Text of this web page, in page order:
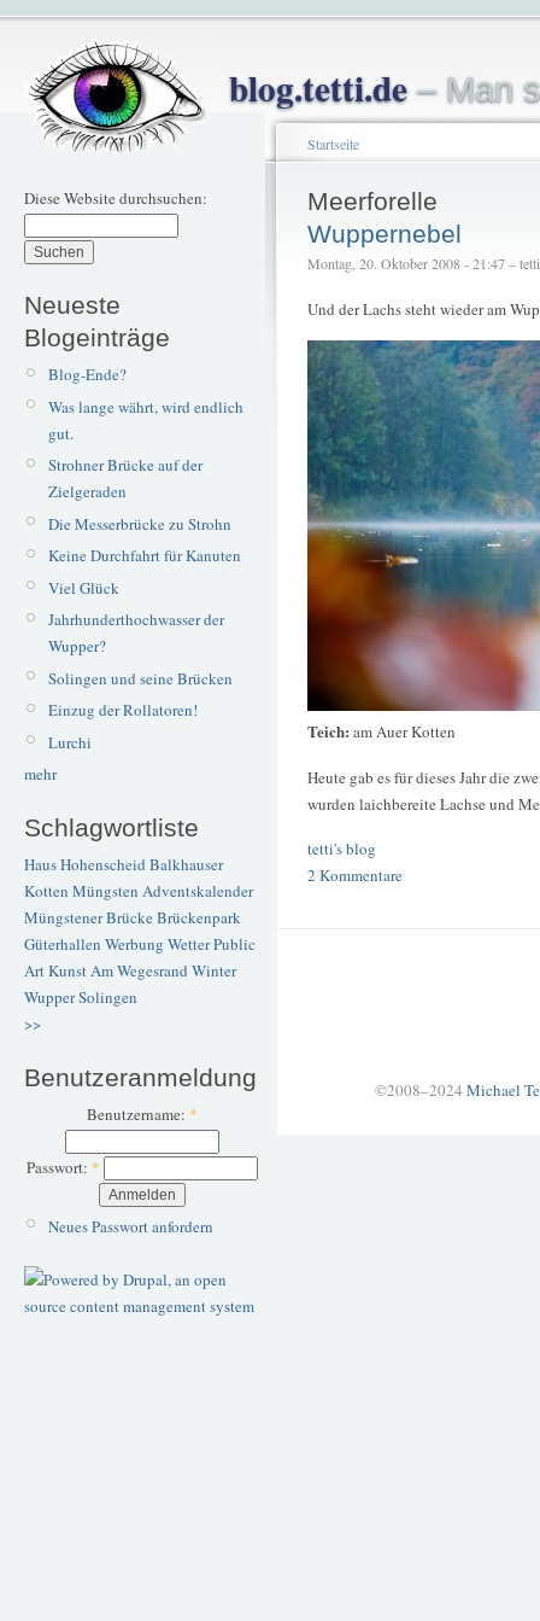
blog.tetti.de– Man
Diese Website durchsuchen:
Neueste
Blogeinträge
Blog-Ende?
Was lange währt, wird endlich
gut.
Strohner Brücke auf der
Zielgeraden
Die Messerbrücke zu Strohn
Keine Durchfahrt für Kanuten
Viel Glück
Jahrhunderthochwasser der
Wupper?
Solingen und seine Brücken
Einzug der Rollatoren!
Lurchi
mehr
Schlagwortliste
Haus Hohenscheid Balkhauser
Kotten Müngsten Adventskalender
Müngstener BrückeBrückenpark
Güterhallen Werbung WetterPublic
ArtKunstAm Wegesrand Winter
WupperSolingen
>>
Benutzeranmeldung
Benutzername: *
Passwort: *
Neues Passwort anfordern
Startseite
Meerforelle
Wuppernebel
Montag, 20. Oktober 2008 - 21:47 – tetti
Und der Lachs steht wieder am
Teich: am Auer Kotten
Heute gab es für dieses Jahr die
wurden laichbereite Lachse und
tetti's blog
2 Kommentare
©2008–2024 Michael